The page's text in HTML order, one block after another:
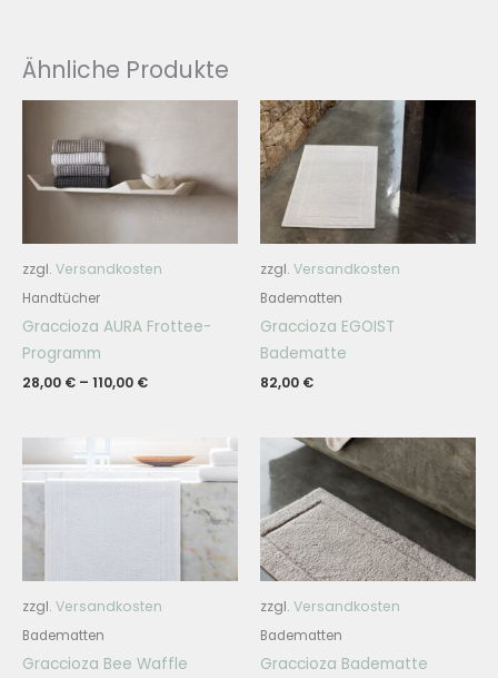
Ähnliche Produkte
zzgl. Versandkosten
Handtücher
Graccioza AURA Frottee-
Programm
28,00 € – 110,00 €
zzgl. Versandkosten
Badematten
Graccioza EGOIST
Badematte
82,00 €
zzgl. Versandkosten
Badematten
Graccioza Bee Waffle
zzgl. Versandkosten
Badematten
Graccioza Badematte